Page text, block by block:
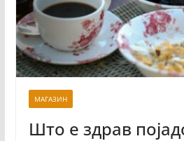
МАГАЗИН
Што е здрав